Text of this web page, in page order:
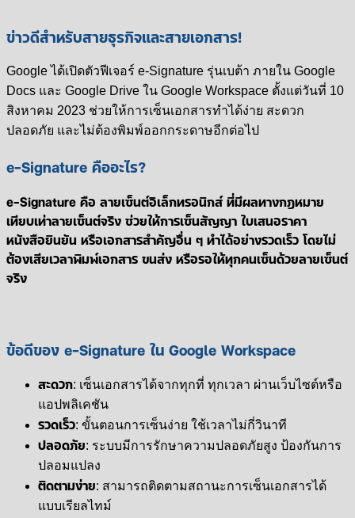
ข่าวดีสำหรับสายธุรกิจและสายเอกสาร!
Google ได้เปิดตัวฟีเจอร์ e-Signature รุ่นเบต้า ภายใน Google
Docs และ Google Drive ใน Google Workspace ตั้งแต่วันที่ 10
สิงหาคม 2023 ช่วยให้การเซ็นเอกสารทำได้ง่าย สะดวก
ปลอดภัย และไม่ต้องพิมพ์ออกกระดาษอีกต่อไป
e-Signature คืออะไร?
e-Signature คือ ลายเซ็นต์อิเล็กทรอนิกส์ ที่มีผลทางกฎหมาย
เทียบเท่าลายเซ็นต์จริง ช่วยให้การเซ็นสัญญา ใบเสนอราคา
หนังสือยินยัน หรือเอกสารสำคัญอื่น ๆ ทำได้อย่างรวดเร็ว โดยไม่
ต้องเสียเวลาพิมพ์เอกสาร ขนส่ง หรือรอให้ทุกคนเซ็นด้วยลายเซ็นต์
จริง
ข้อดีของ e-Signature ใน Google Workspace
สะดวก: เซ็นเอกสารได้จากทุกที่ ทุกเวลา ผ่านเว็บไซต์หรือ
แอปพลิเคชัน
รวดเร็ว: ขั้นตอนการเซ็นง่าย ใช้เวลาไม่กี่วินาที
ปลอดภัย: ระบบมีการรักษาความปลอดภัยสูง ป้องกันการ
ปลอมแปลง
ติดตามง่าย: สามารถติดตามสถานะการเซ็นเอกสารได้
แบบเรียลไทม์